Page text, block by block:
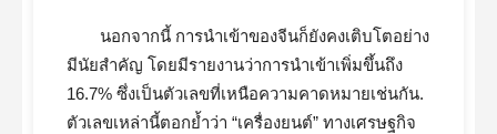
นอกจากนี้ การนำเข้าของจีนก็ยังคงเติบโตอย่าง
มีนัยสำคัญ โดยมีรายงานว่าการนำเข้าเพิ่มขึ้นถึง
16.7% ซึ่งเป็นตัวเลขที่เหนือความคาดหมายเช่นกัน.
ตัวเลขเหล่านี้ตอกย้ำว่า “เครื่องยนต์” ทางเศรษฐกิจ